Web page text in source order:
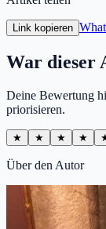
Link kopieren
War dieser
Deine Bewertung
priorisieren.
★ ★ ★ ★
Über den Autor